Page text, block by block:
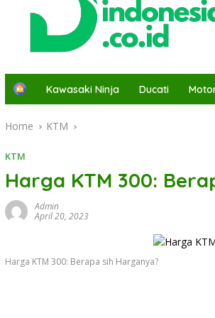
H
e
Kawasaki Ninja Ducati
Home KTM
KTM
Harga KTM 300:
Admin
April 20, 2023
Harga KTM 300: Berapa sih Harganya?